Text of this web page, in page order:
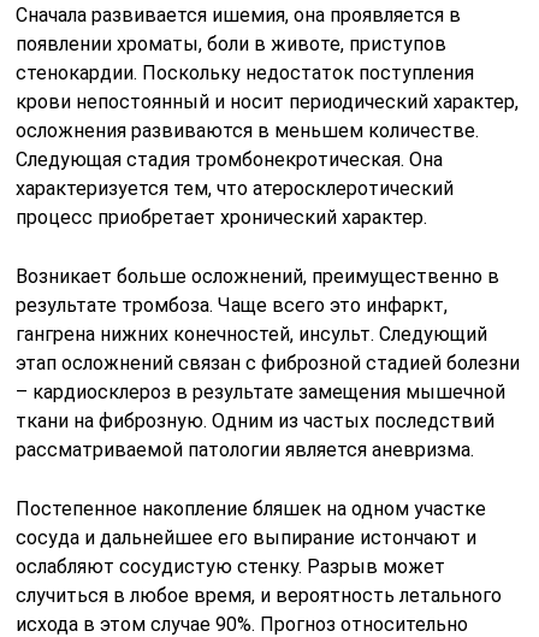
Сначала развивается ишемия, она проявляется в
появлении хроматы, боли в животе, приступов
стенокардии. Поскольку недостаток поступления
крови непостоянный и носит периодический характер,
осложнения развиваются в меньшем количестве.
Следующая стадия тромбонекротическая. Она
характеризуется тем, что атеросклеротический
процесс приобретает хронический характер.
Возникает больше осложнений, преимущественно в
результате тромбоза. Чаще всего это инфаркт,
гангрена нижних конечностей, инсульт. Следующий
этап осложнений связан с фиброзной стадией болезни
– кардиосклероз в результате замещения мышечной
ткани на фиброзную. Одним из частых последствий
рассматриваемой патологии является аневризма.
Постепенное накопление бляшек на одном участке
сосуда и дальнейшее его выпирание истончают и
ослабляют сосудистую стенку. Разрыв может
случиться в любое время, и вероятность летального
исхода в этом случае 90%. Прогноз относительно